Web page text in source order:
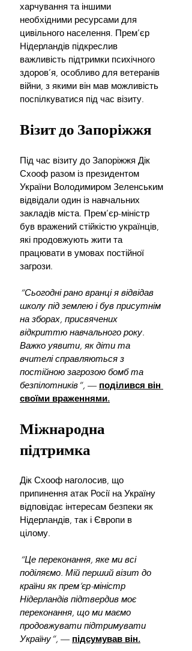
харчування та іншими
необхідними ресурсами для
цивільного населення. Прем’єр
Нідерландів підкреслив
важливість підтримки психічного
здоров’я, особливо для ветеранів
війни, з якими він мав можливість
поспілкуватися під час візиту.
Візит до Запоріжжя
Під час візиту до Запоріжжя Дік
Схооф разом із президентом
України Володимиром Зеленським
відвідали один із навчальних
закладів міста. Прем’єр-міністр
був вражений стійкістю українців,
які продовжують жити та
працювати в умовах постійної
загрози.
“Сьогодні рано вранці я відвідав
школу під землею і був присутнім
на зборах, присвячених
відкриттю навчального року.
Важко уявити, як діти та
вчителі справляються з
постійною загрозою бомб та
безпілотників”, — поділився він
своїми враженнями.
Міжнародна
підтримка
Дік Схооф наголосив, що
припинення атак Росії на Україну
відповідає інтересам безпеки як
Нідерландів, так і Європи в
цілому.
“Це переконання, яке ми всі
поділяємо. Мій перший візит до
країни як прем’єр-міністр
Нідерландів підтвердив моє
переконання, що ми маємо
продовжувати підтримувати
Україну”, — підсумував він.